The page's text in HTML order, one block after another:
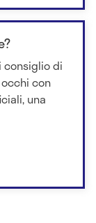
consiglio di
con
una